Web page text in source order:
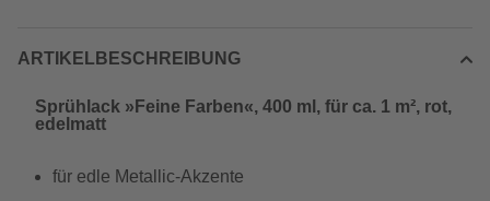
ARTIKELBESCHREIBUNG
Sprühlack »Feine Farben«, 400 ml, für ca. 1 m², rot,
edelmatt
für edle Metallic-Akzente